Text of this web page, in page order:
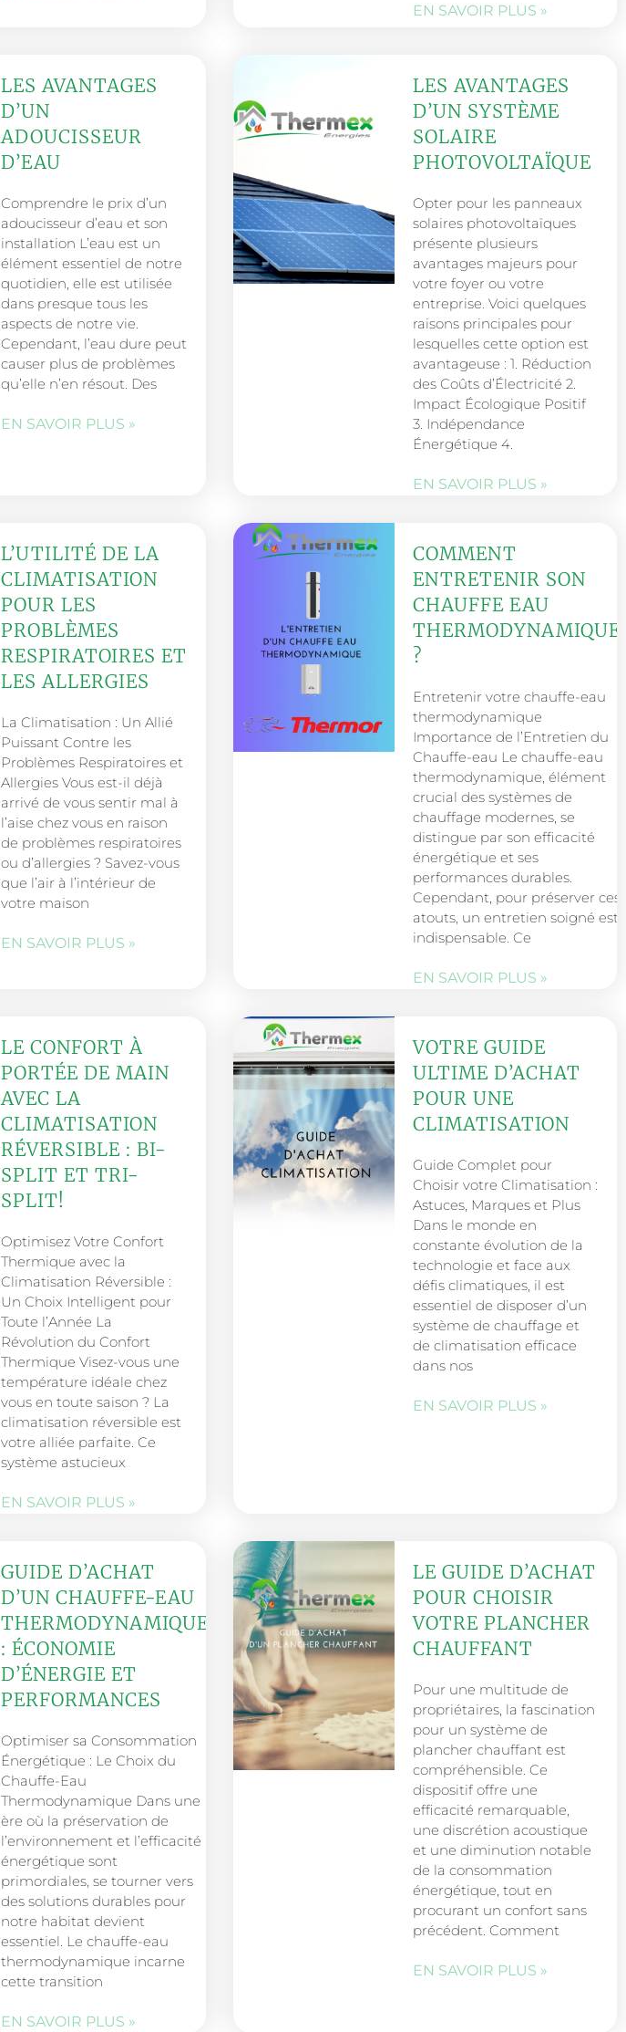
EN SAVOIR PLUS »
LES AVANTAGES
D’UN
ADOUCISSEUR
D’EAU
Comprendre le prix d’un
adoucisseur d’eau et son
installation L’eau est un
élément essentiel de notre
quotidien, elle est utilisée
dans presque tous les
aspects de notre vie.
Cependant, l’eau dure peut
causer plus de problèmes
qu’elle n’en résout. Des
EN SAVOIR PLUS »
LES AVANTAGES
D’UN SYSTÈME
SOLAIRE
PHOTOVOLTAÏQUE
Opter pour les panneaux
solaires photovoltaïques
présente plusieurs
avantages majeurs pour
votre foyer ou votre
entreprise. Voici quelques
raisons principales pour
lesquelles cette option est
avantageuse : 1. Réduction
des Coûts d’Électricité 2.
Impact Écologique Positif
3. Indépendance
Énergétique 4.
EN SAVOIR PLUS »
L’UTILITÉ DE LA
CLIMATISATION
POUR LES
PROBLÈMES
RESPIRATOIRES ET
LES ALLERGIES
La Climatisation : Un Allié
Puissant Contre les
Problèmes Respiratoires et
Allergies Vous est-il déjà
arrivé de vous sentir mal à
l’aise chez vous en raison
de problèmes respiratoires
ou d’allergies ? Savez-vous
que l’air à l’intérieur de
votre maison
EN SAVOIR PLUS »
COMMENT
ENTRETENIR SON
CHAUFFE EAU
THERMODYNAMIQUE
?
Entretenir votre chauffe-eau
thermodynamique
Importance de l’Entretien du
Chauffe-eau Le chauffe-eau
thermodynamique, élément
crucial des systèmes de
chauffage modernes, se
distingue par son efficacité
énergétique et ses
performances durables.
Cependant, pour préserver ces
atouts, un entretien soigné est
indispensable. Ce
EN SAVOIR PLUS »
LE CONFORT À
PORTÉE DE MAIN
AVEC LA
CLIMATISATION
RÉVERSIBLE : BI-
SPLIT ET TRI-
SPLIT!
Optimisez Votre Confort
Thermique avec la
Climatisation Réversible :
Un Choix Intelligent pour
Toute l’Année La
Révolution du Confort
Thermique Visez-vous une
température idéale chez
vous en toute saison ? La
climatisation réversible est
votre alliée parfaite. Ce
système astucieux
EN SAVOIR PLUS »
VOTRE GUIDE
ULTIME D’ACHAT
POUR UNE
CLIMATISATION
Guide Complet pour
Choisir votre Climatisation :
Astuces, Marques et Plus
Dans le monde en
constante évolution de la
technologie et face aux
défis climatiques, il est
essentiel de disposer d’un
système de chauffage et
de climatisation efficace
dans nos
EN SAVOIR PLUS »
GUIDE D’ACHAT
D’UN CHAUFFE-EAU
THERMODYNAMIQUE
: ÉCONOMIE
D’ÉNERGIE ET
PERFORMANCES
Optimiser sa Consommation
Énergétique : Le Choix du
Chauffe-Eau
Thermodynamique Dans une
ère où la préservation de
l’environnement et l’efficacité
énergétique sont
primordiales, se tourner vers
des solutions durables pour
notre habitat devient
essentiel. Le chauffe-eau
thermodynamique incarne
cette transition
EN SAVOIR PLUS »
LE GUIDE D’ACHAT
POUR CHOISIR
VOTRE PLANCHER
CHAUFFANT
Pour une multitude de
propriétaires, la fascination
pour un système de
plancher chauffant est
compréhensible. Ce
dispositif offre une
efficacité remarquable,
une discrétion acoustique
et une diminution notable
de la consommation
énergétique, tout en
procurant un confort sans
précédent. Comment
EN SAVOIR PLUS »